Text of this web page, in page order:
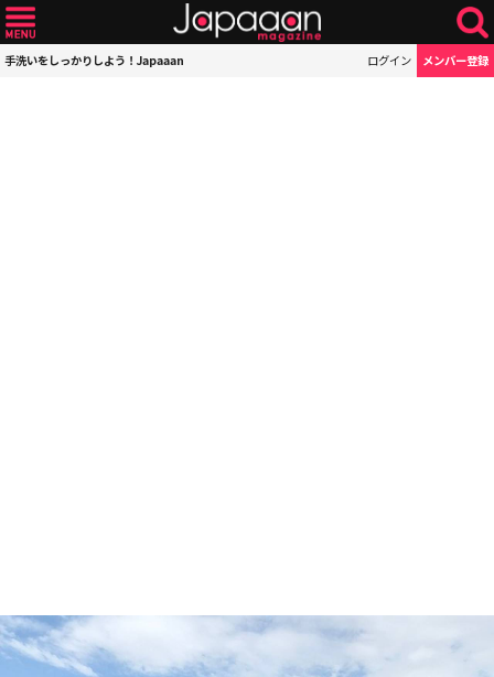
手洗いをしっかりしよう！Japaaan ログイン メンバー登録